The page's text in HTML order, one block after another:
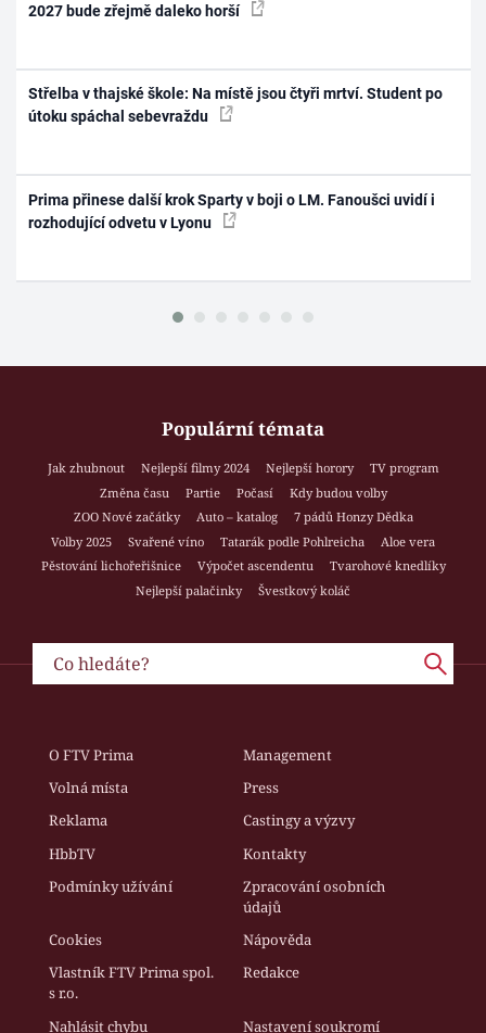
2027 bude zřejmě daleko horší
Střelba v thajské škole: Na místě jsou čtyři mrtví. Student po
útoku spáchal sebevraždu
Prima přinese další krok Sparty v boji o LM. Fanoušci uvidí i
rozhodující odvetu v Lyonu
Populární témata
Jak zhubnout Nejlepší filmy 2024 Nejlepší horory
TV program
Změna času
Partie Počasí
Kdy budou volby
ZOO Nové začátky
Auto – katalog
7 pádů Honzy Dědka
Volby 2025
Svařené víno Tatarák podle Pohlreicha
Aloe vera
Pěstování lichořeřišnice
Výpočet ascendentu
Tvarohové knedlíky
Nejlepší palačinky
Švestkový koláč
O FTV Prima
Management
Volná místa
Press
Reklama
Castingy a výzvy
HbbTV
Kontakty
Podmínky užívání
Zpracování osobních
údajů
Cookies
Nápověda
Vlastník FTV Prima spol.
s r.o.
Redakce
Nahlásit chybu Nastavení soukromí